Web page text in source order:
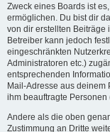
Zweck eines Boards ist
ermöglichen. Du bist dir
von dir erstellten Beiträge
Betreiber kann jedoch
eingeschränkten
Administratoren etc.)
entsprechenden
Mail-Adresse aus deinem
ihm beauftragte
Andere als die oben
Zustimmung an Dritte